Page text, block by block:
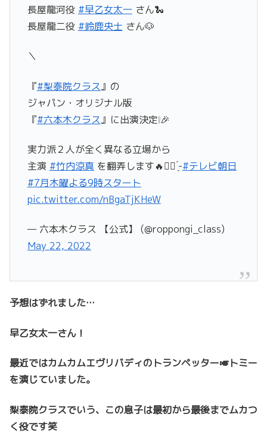
長屋龍河役 #早乙女太一さん🐍
長屋龍二役 #鈴鹿央士 さん🐶
＼
『#梨泰院クラス』の
ジャパン・オリジナル版
『#六本木クラス』に出演決定❕🎉
実力派２人が全く異なる立場から
主演 #竹内涼真を翻弄します🔥✊🏻 ̖́-#テレビ朝日
#7月木曜よる9時スタート
pic.twitter.com/nBgaTjKHeW
— 六本木クラス 【公式】 (@roppongi_class)
May 22, 2022
予想はずれました…
早乙女太一さん！
最近ではカムカムエヴリバディのトランペッター🎺トミー
を演じていました。
梨泰院クラスでいう、この息子は最初から最後までムカつ
く役です笑